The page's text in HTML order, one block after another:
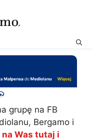
grupę na FB
Bergamo i
Was tutaj i